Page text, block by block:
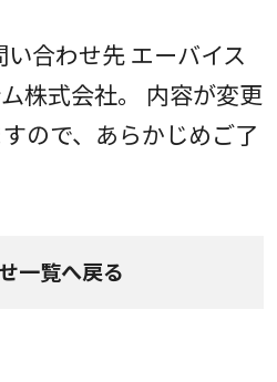
合わせ先 エーバイス
株式会社。 内容が変更
ので、あらかじめご了
一覧へ戻る